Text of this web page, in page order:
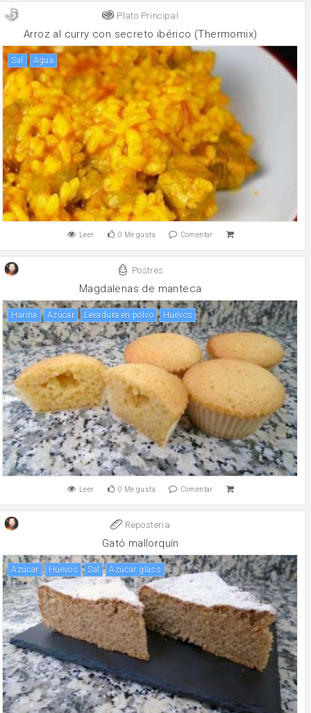
Plato Principal
Arroz al curry con secreto ibérico (Thermomix)
sal agua
Leer 0 Me gusta Comentar
Postres
Magdalenas de manteca
harina Azúcar levadura en polvo huevos
Leer 0 Me gusta Comentar
Reposteria
Gató mallorquín
Azúcar huevos sal Azúcar glass